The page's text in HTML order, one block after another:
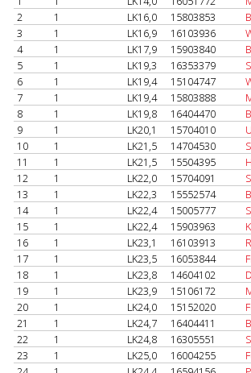
2
1 LK16,0 15803853
3
1 LK16,9 16103936
4
1 LK17,9 15903840
5
1 LK19,3 16353379
6
1 LK19,4 15104747
7
1 LK19,4 15803888
8
1 LK19,8 16404470
9
1 LK20,1 15704010
10
1 LK21,5 14704530
11
1 LK21,5 15504395
12
1 LK22,0 15704091
13
1 LK22,3 15552574
14
1 LK22,4 15005777
15
1 LK22,4 15903963
16
1 LK23,1 16103913
17
1 LK23,5 16053844
18
1 LK23,8 14604102
19
1 LK23,9 15106172
20
1 LK24,0 15152020
21
1 LK24,7 16404411
22
1 LK24,8 16305551
23
1 LK25,0 16004255